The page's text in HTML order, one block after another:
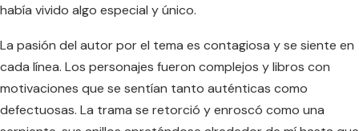
había vivido algo especial y único.
La pasión del autor por el tema es contagiosa y se siente en
cada línea. Los personajes fueron complejos y libros con
motivaciones que se sentían tanto auténticas como
defectuosas. La trama se retorció y enroscó como una